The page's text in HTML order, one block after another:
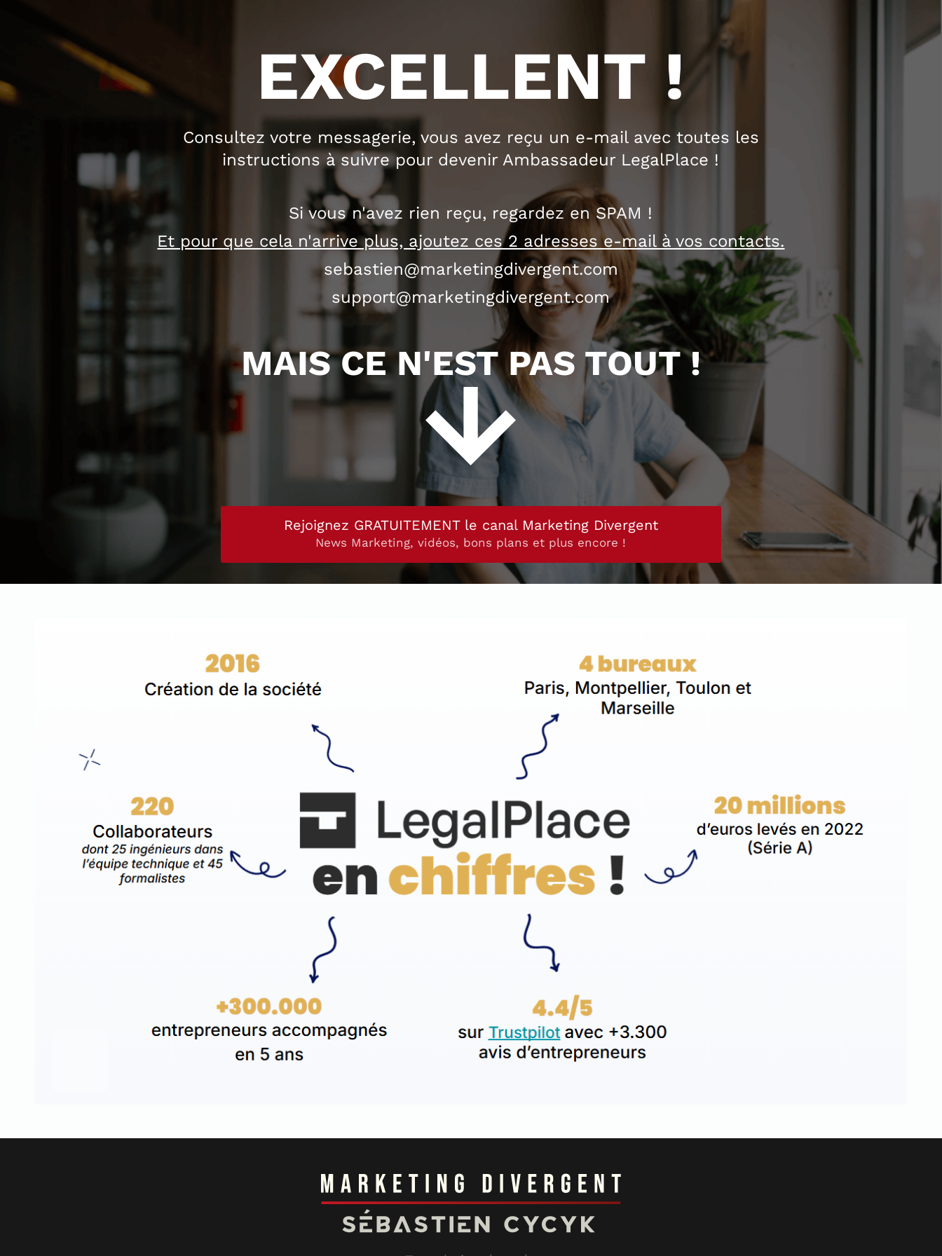
EXCELLENT !
Consultez votre messagerie, vous avez reçu un e-mail avec toutes les
instructions à suivre pour devenir Ambassadeur LegalPlace !
Si vous n'avez rien reçu, regardez en SPAM !
Et pour que cela n'arrive plus, ajoutez ces 2 adresses e-mail à vos contacts.
sebastien@marketingdivergent.com
support@marketingdivergent.com
MAIS CE N'EST PAS TOUT !
Rejoignez GRATUITEMENT le canal Marketing Divergent
News Marketing, vidéos, bons plans et plus encore !